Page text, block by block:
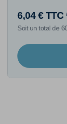
6,04 € TTC
Soit un total de